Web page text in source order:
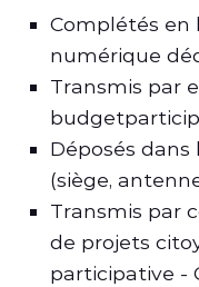
Complétés en
numérique
Transmis par
Déposés
(siège,
Transmis par
de projets
participative -